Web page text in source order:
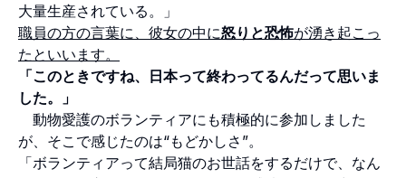
大量生産されている。」
職員の方の言葉に、彼女の中に怒りと恐怖が湧き起こっ
たといいます。
「このときですね、日本って終わってるんだって思いま
した。」
動物愛護のボランティアにも積極的に参加しました
が、そこで感じたのは“もどかしさ”。
「ボランティアって結局猫のお世話をするだけで、なん